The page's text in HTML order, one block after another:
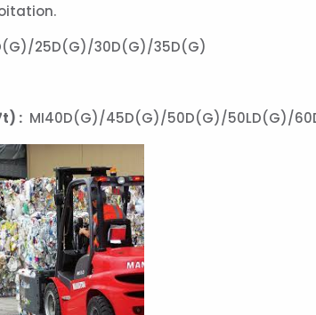
25D(G)/30D(G)/35D(G)
: MI40D(G)/45D(G)/50D(G)/50LD(G)/